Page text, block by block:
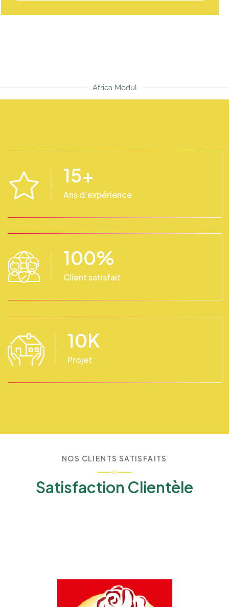
Africa Modul
15+
Ans d’expérience
100%
Client satisfait
10K
Projet
NOS CLIENTS SATISFAITS
Satisfaction Clientèle